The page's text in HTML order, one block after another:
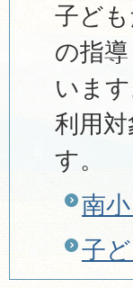
子ど
の指
います
利用
す。
南
子